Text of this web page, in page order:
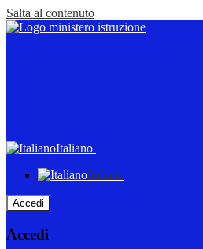
Salta al contenuto
Italiano
Italiano
Accedi
Accedi